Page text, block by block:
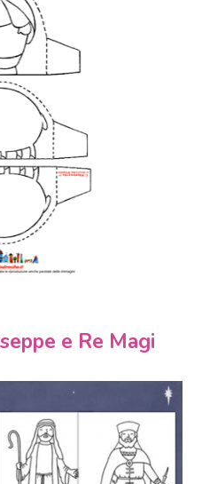
e Re Magi